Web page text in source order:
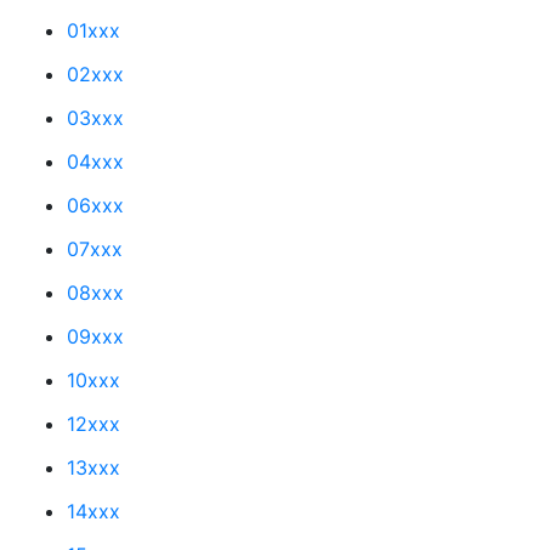
01xxx
02xxx
03xxx
04xxx
06xxx
07xxx
08xxx
09xxx
10xxx
12xxx
13xxx
14xxx